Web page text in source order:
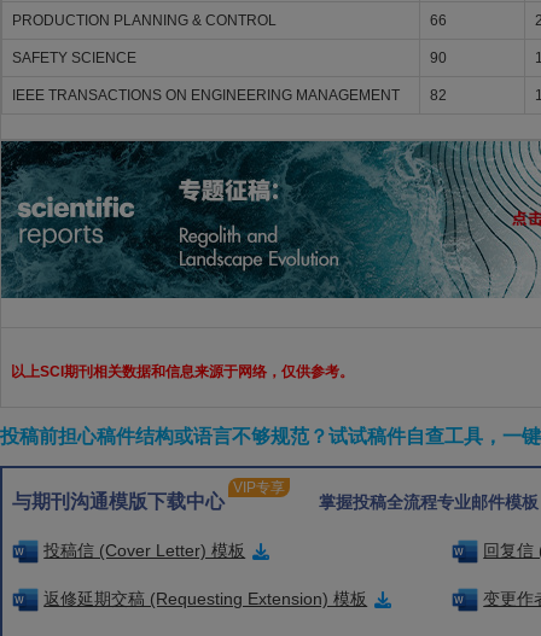
PRODUCTION PLANNING & CONTROL 66
SAFETY SCIENCE 90
IEEE TRANSACTIONS ON ENGINEERING MANAGEMENT 82
以上SCI期刊相关数据和信息来源于网络，仅供参考。
投稿前担心稿件结构或语言不够规范？试试稿件自查工具，一
与期刊沟通模版下载中心
VIP专享
掌握投稿全流程专业邮件模
投稿信 (Cover Letter) 模板 回复信
返修延期交稿 (Requesting Extension) 模板 变更作